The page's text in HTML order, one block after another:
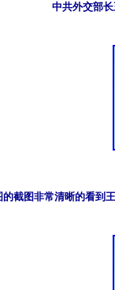
中共外交部
的截图非常清晰的看到